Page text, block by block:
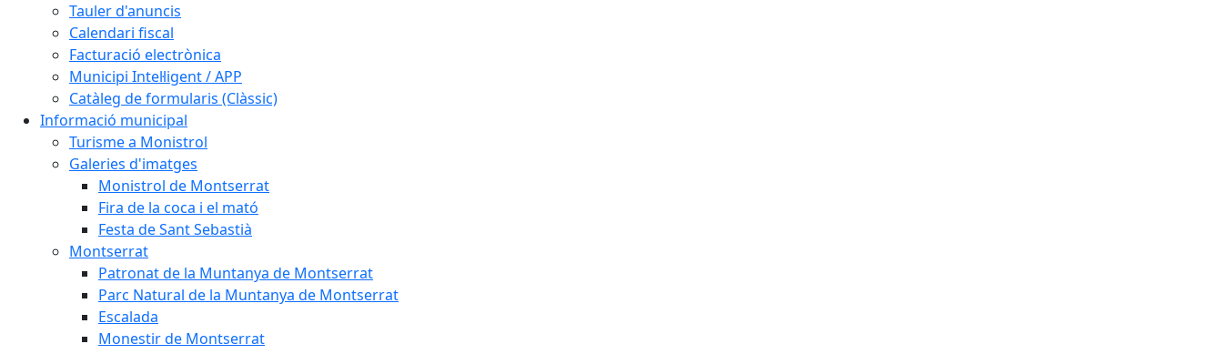
Tauler d'anuncis
Calendari fiscal
Facturació electrònica
Municipi Intel·ligent / APP
Catàleg de formularis (Clàssic)
Informació municipal
Turisme a Monistrol
Galeries d'imatges
Monistrol de Montserrat
Fira de la coca i el mató
Festa de Sant Sebastià
Montserrat
Patronat de la Muntanya de Montserrat
Parc Natural de la Muntanya de Montserrat
Escalada
Monestir de Montserrat